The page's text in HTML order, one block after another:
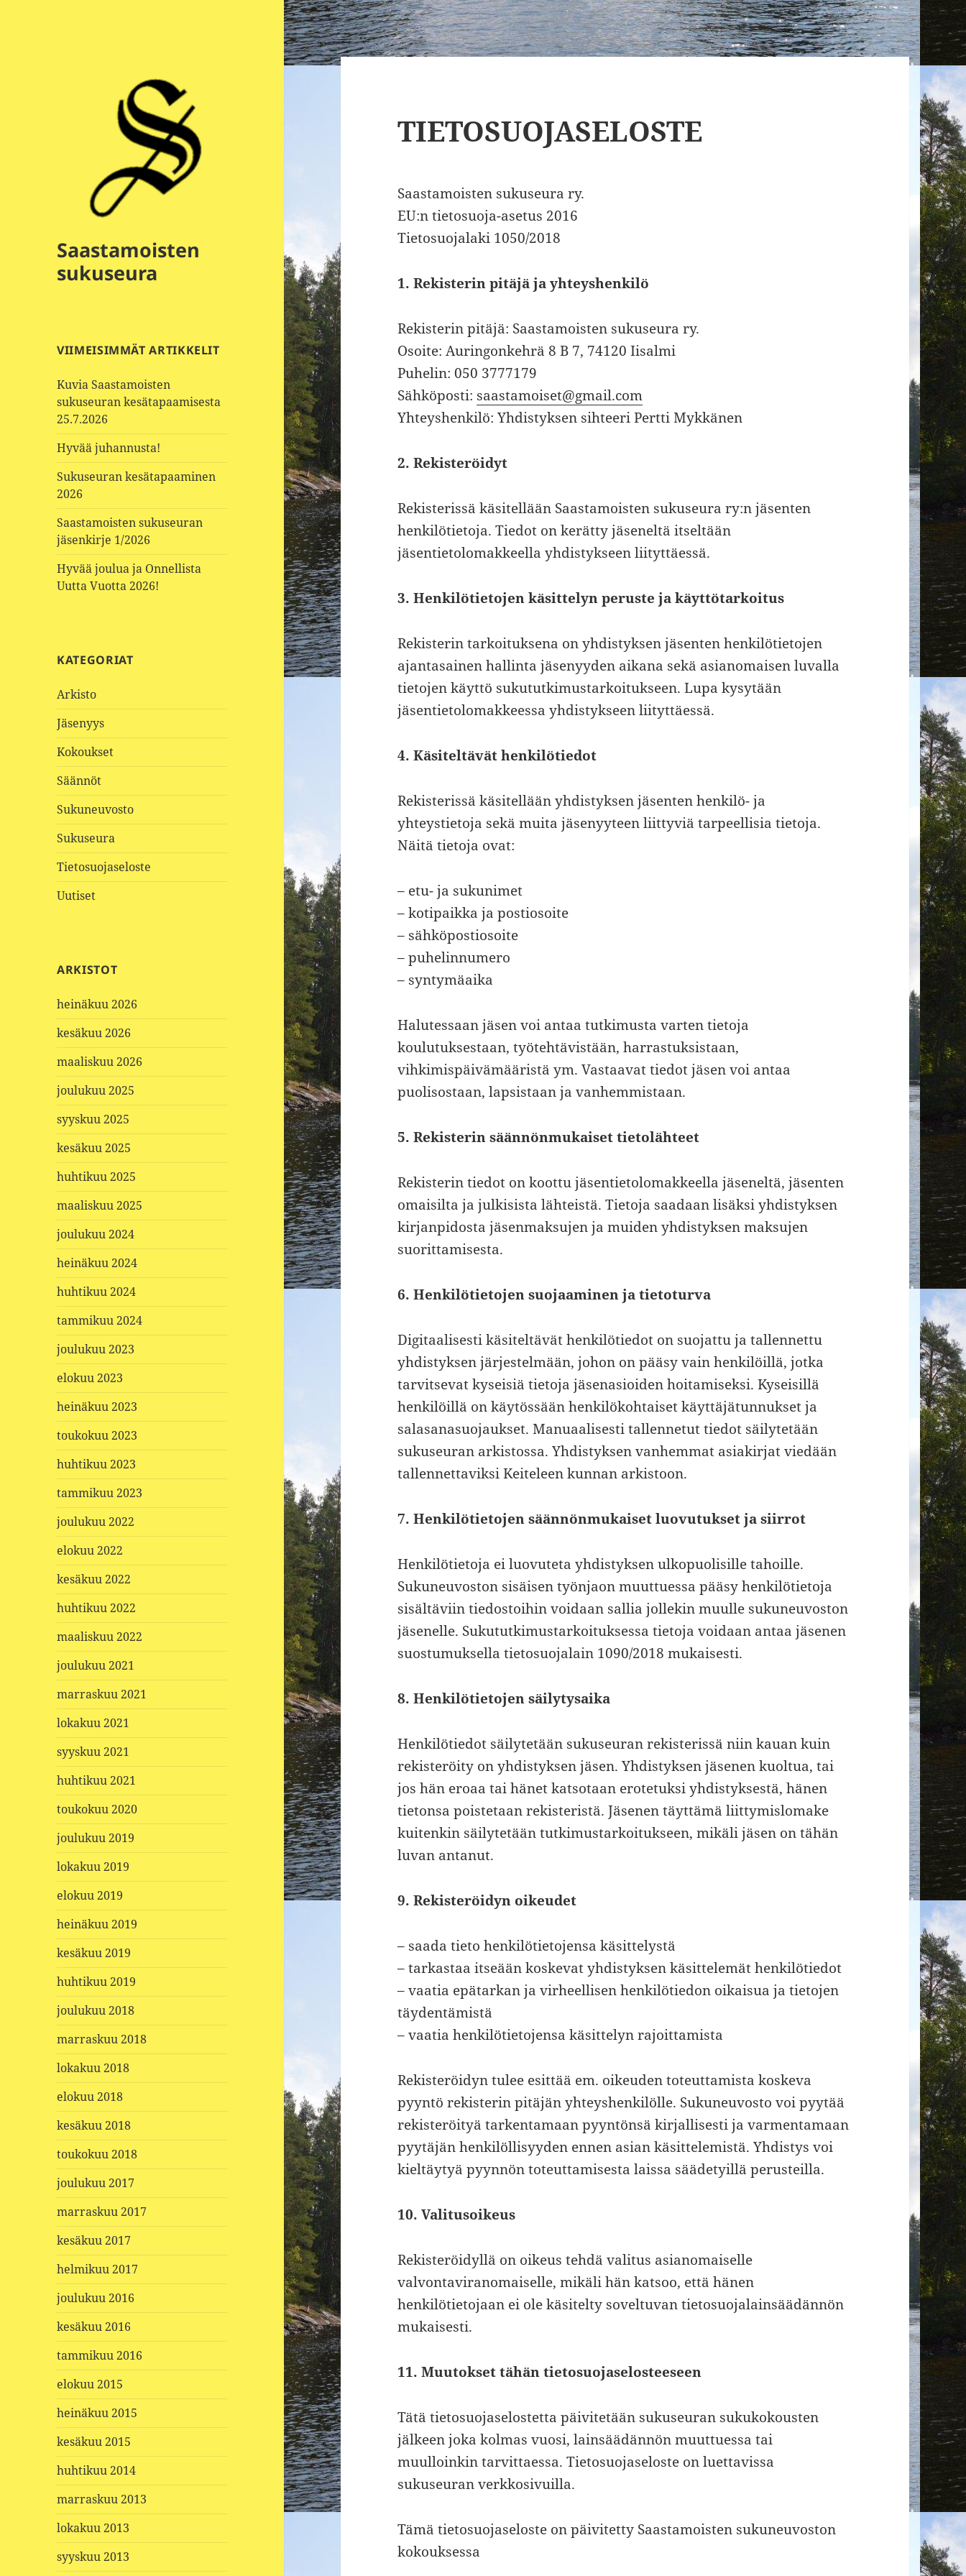
Saastamoisten
sukuseura
VIIMEISIMMÄT ARTIKKELIT
Kuvia Saastamoisten
sukuseuran kesätapaamisesta
25.7.2026
Hyvää juhannusta!
Sukuseuran kesätapaaminen
2026
Saastamoisten sukuseuran
jäsenkirje 1/2026
Hyvää joulua ja Onnellista
Uutta Vuotta 2026!
KATEGORIAT
Arkisto
Jäsenyys
Kokoukset
Säännöt
Sukuneuvosto
Sukuseura
Tietosuojaseloste
Uutiset
ARKISTOT
heinäkuu 2026
kesäkuu 2026
maaliskuu 2026
joulukuu 2025
syyskuu 2025
kesäkuu 2025
huhtikuu 2025
maaliskuu 2025
joulukuu 2024
heinäkuu 2024
huhtikuu 2024
tammikuu 2024
joulukuu 2023
elokuu 2023
heinäkuu 2023
toukokuu 2023
huhtikuu 2023
tammikuu 2023
joulukuu 2022
elokuu 2022
kesäkuu 2022
huhtikuu 2022
maaliskuu 2022
joulukuu 2021
marraskuu 2021
lokakuu 2021
syyskuu 2021
huhtikuu 2021
toukokuu 2020
joulukuu 2019
lokakuu 2019
elokuu 2019
heinäkuu 2019
kesäkuu 2019
huhtikuu 2019
joulukuu 2018
marraskuu 2018
lokakuu 2018
elokuu 2018
kesäkuu 2018
toukokuu 2018
joulukuu 2017
marraskuu 2017
kesäkuu 2017
helmikuu 2017
joulukuu 2016
kesäkuu 2016
tammikuu 2016
elokuu 2015
heinäkuu 2015
kesäkuu 2015
huhtikuu 2014
marraskuu 2013
lokakuu 2013
syyskuu 2013
TIETOSUOJASELOSTE
Saastamoisten sukuseura ry.
EU:n tietosuoja-asetus 2016
Tietosuojalaki 1050/2018
1. Rekisterin pitäjä ja yhteyshenkilö
Rekisterin pitäjä: Saastamoisten sukuseura ry.
Osoite: Auringonkehrä 8 B 7, 74120 Iisalmi
Puhelin: 050 3777179
Sähköposti: saastamoiset@gmail.com
Yhteyshenkilö: Yhdistyksen sihteeri Pertti Mykkänen
2. Rekisteröidyt
Rekisterissä käsitellään Saastamoisten sukuseura ry:n jäsenten
henkilötietoja. Tiedot on kerätty jäseneltä itseltään
jäsentietolomakkeella yhdistykseen liityttäessä.
3. Henkilötietojen käsittelyn peruste ja käyttötarkoitus
Rekisterin tarkoituksena on yhdistyksen jäsenten henkilötietojen
ajantasainen hallinta jäsenyyden aikana sekä asianomaisen luvalla
tietojen käyttö sukututkimustarkoitukseen. Lupa kysytään
jäsentietolomakkeessa yhdistykseen liityttäessä.
4. Käsiteltävät henkilötiedot
Rekisterissä käsitellään yhdistyksen jäsenten henkilö- ja
yhteystietoja sekä muita jäsenyyteen liittyviä tarpeellisia tietoja.
Näitä tietoja ovat:
– etu- ja sukunimet
– kotipaikka ja postiosoite
– sähköpostiosoite
– puhelinnumero
– syntymäaika
Halutessaan jäsen voi antaa tutkimusta varten tietoja
koulutuksestaan, työtehtävistään, harrastuksistaan,
vihkimispäivämääristä ym. Vastaavat tiedot jäsen voi antaa
puolisostaan, lapsistaan ja vanhemmistaan.
5. Rekisterin säännönmukaiset tietolähteet
Rekisterin tiedot on koottu jäsentietolomakkeella jäseneltä, jäsenten
omaisilta ja julkisista lähteistä. Tietoja saadaan lisäksi yhdistyksen
kirjanpidosta jäsenmaksujen ja muiden yhdistyksen maksujen
suorittamisesta.
6. Henkilötietojen suojaaminen ja tietoturva
Digitaalisesti käsiteltävät henkilötiedot on suojattu ja tallennettu
yhdistyksen järjestelmään, johon on pääsy vain henkilöillä, jotka
tarvitsevat kyseisiä tietoja jäsenasioiden hoitamiseksi. Kyseisillä
henkilöillä on käytössään henkilökohtaiset käyttäjätunnukset ja
salasanasuojaukset. Manuaalisesti tallennetut tiedot säilytetään
sukuseuran arkistossa. Yhdistyksen vanhemmat asiakirjat viedään
tallennettaviksi Keiteleen kunnan arkistoon.
7. Henkilötietojen säännönmukaiset luovutukset ja siirrot
Henkilötietoja ei luovuteta yhdistyksen ulkopuolisille tahoille.
Sukuneuvoston sisäisen työnjaon muuttuessa pääsy henkilötietoja
sisältäviin tiedostoihin voidaan sallia jollekin muulle sukuneuvoston
jäsenelle. Sukututkimustarkoituksessa tietoja voidaan antaa jäsenen
suostumuksella tietosuojalain 1090/2018 mukaisesti.
8. Henkilötietojen säilytysaika
Henkilötiedot säilytetään sukuseuran rekisterissä niin kauan kuin
rekisteröity on yhdistyksen jäsen. Yhdistyksen jäsenen kuoltua, tai
jos hän eroaa tai hänet katsotaan erotetuksi yhdistyksestä, hänen
tietonsa poistetaan rekisteristä. Jäsenen täyttämä liittymislomake
kuitenkin säilytetään tutkimustarkoitukseen, mikäli jäsen on tähän
luvan antanut.
9. Rekisteröidyn oikeudet
– saada tieto henkilötietojensa käsittelystä
– tarkastaa itseään koskevat yhdistyksen käsittelemät henkilötiedot
– vaatia epätarkan ja virheellisen henkilötiedon oikaisua ja tietojen
täydentämistä
– vaatia henkilötietojensa käsittelyn rajoittamista
Rekisteröidyn tulee esittää em. oikeuden toteuttamista koskeva
pyyntö rekisterin pitäjän yhteyshenkilölle. Sukuneuvosto voi pyytää
rekisteröityä tarkentamaan pyyntönsä kirjallisesti ja varmentamaan
pyytäjän henkilöllisyyden ennen asian käsittelemistä. Yhdistys voi
kieltäytyä pyynnön toteuttamisesta laissa säädetyillä perusteilla.
10. Valitusoikeus
Rekisteröidyllä on oikeus tehdä valitus asianomaiselle
valvontaviranomaiselle, mikäli hän katsoo, että hänen
henkilötietojaan ei ole käsitelty soveltuvan tietosuojalainsäädännön
mukaisesti.
11. Muutokset tähän tietosuojaselosteeseen
Tätä tietosuojaselostetta päivitetään sukuseuran sukukokousten
jälkeen joka kolmas vuosi, lainsäädännön muuttuessa tai
muulloinkin tarvittaessa. Tietosuojaseloste on luettavissa
sukuseuran verkkosivuilla.
Tämä tietosuojaseloste on päivitetty Saastamoisten sukuneuvoston
kokouksessa